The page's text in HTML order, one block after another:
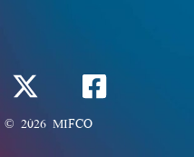
© 2026 MIFCO